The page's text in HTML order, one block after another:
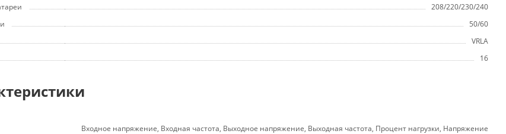
208/220/230/240
50/60
VRLA
16
Входное напряжение, Входная частота, Выходное напряжение, Выходная частота, Процент нагрузки, Напряжение